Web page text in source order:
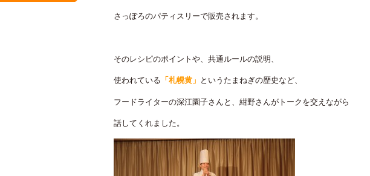
さっぽろのパティスリーで販売されます。
そのレシピのポイントや、共通ルールの説明、
使われている 「札幌黄」 というたまねぎの歴史など、
フードライターの深江園子さんと、紺野さんがトークを交えながら
話してくれました。